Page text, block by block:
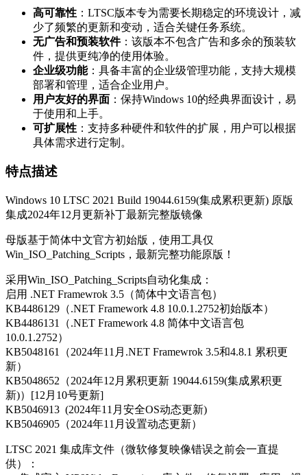
高可靠性 ：LTSC版本专为需要长期稳定的环境设计，减
少了频繁的更新和变动，适合关键任务系统。
无广告和预装软件：该版本不包含广告和多余的预装软
件，提供更纯净的使用体验。
企业级功能：具备丰富的企业级管理功能，支持大规模
部署和管理，适合企业用户。
用户友好的界面 ：保持Windows 10的经典界面设计，易
于使用和上手。
可扩展性 ：支持多种硬件和软件的扩展，用户可以根据
具体需求进行定制。
特点描述
Windows 10 LTSC 2021 Build 19044.6159(集成累积更新) 原版
集成2024年12月更新补丁最新完整版镜像
母版基于简体中文官方初始版，使用工具仅
Win_ISO_Patching_Scripts，最新完整功能原版！
采用Win_ISO_Patching_Scripts自动化集成：
启用 .NET Framewrok 3.5（简体中文语言包）
KB4486129（.NET Framework 4.8 10.0.1.2752初始版本）
KB4486131（.NET Framework 4.8 简体中文语言包
10.0.1.2752）
KB5048161（2024年11月.NET Framewrok 3.5和4.8.1 累积更
新）
KB5048652（2024年12月累积更新 19044.6159(集成累积更
新)）[12月10号更新]
KB5046913 (2024年11月安全OS动态更新)
KB5046905（2024年11月设置动态更新）
LTSC 2021 集成库文件（微软修复映像错误之前会一直提
供）：